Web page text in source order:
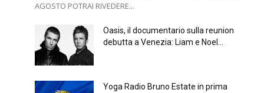
AGOSTO POTRAI RIVEDERE...
Oasis, il documentario sulla reunion
debutta a Venezia: Liam e Noel...
Yoga Radio Bruno Estate in prima